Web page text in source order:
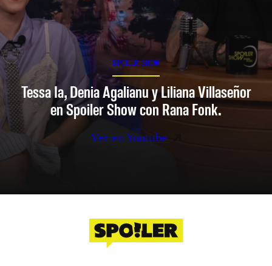
SPOILER SHOW
Tessa Ia, Denia Agalianu y Liliana Villaseñor
en Spoiler Show con Rana Fonk.
Ver en Youtube